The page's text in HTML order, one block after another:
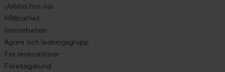
Jobba hos oss
Hållbarhet
Samarbeten
Ägare och ledningsgrupp
För leverantörer
Företagskund